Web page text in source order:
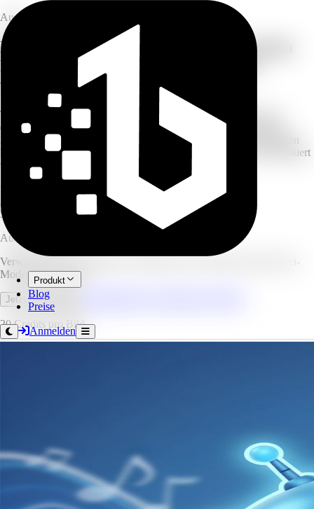
Produkt
Blog
Preise
Anmelden
Audio
Dokumente, Links oder Themen in einen
Podcast-ähnlichen Audio-Überblick
verwandeln
Text einfügen, Dokument hochladen, URL oder YouTube-Link
eingeben — oder einfach ein Thema nennen. Die KI schreibt ein
Zwei-Moderator-Gespräch, das Sie kostenlos prüfen und bearbeiten
können, bevor es zu einem natürlichen Podcast-Überblick synthetisiert
wird.
Podcast-Moderatoren
5
Audio-Überblick
Verwandeln Sie Dokumente, Artikel oder ein Thema in einen Zwei-
Moderator-Podcast.
Jetzt ausprobieren
20 Credits pro Bild.